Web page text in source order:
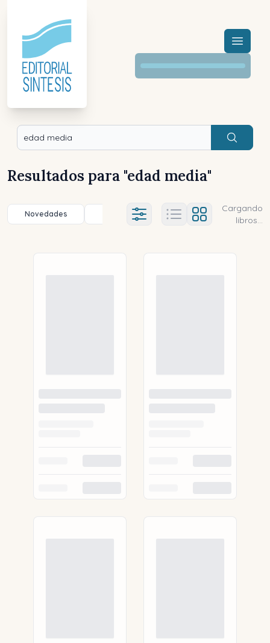
Menú
Buscar
Resultados para "edad media"
Novedades Título (a-z) Título (z-a)
Ajustes abierto
Cargando
libros...